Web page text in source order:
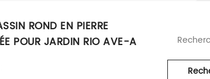
ROND EN PIERRE
POUR JARDIN RIO AVE-A